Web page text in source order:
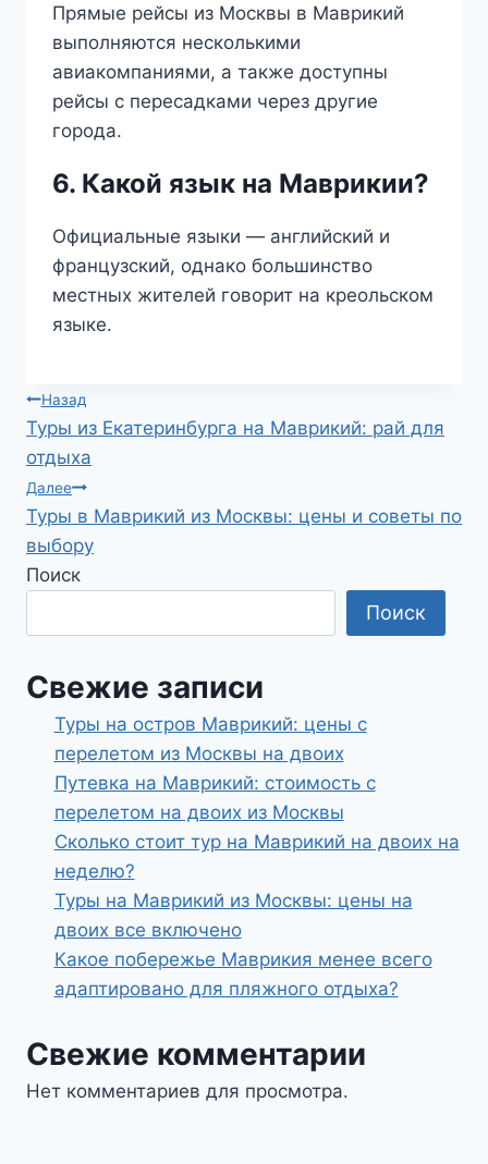
Прямые рейсы из Москвы в Маврикий
выполняются несколькими
авиакомпаниями, а также доступны
рейсы с пересадками через другие
города.
6. Какой язык на Маврикии?
Официальные языки — английский и
французский, однако большинство
местных жителей говорит на креольском
языке.
Навигация
по
записям
Назад
Туры из Екатеринбурга на Маврикий: рай для
отдыха
Далее
Туры в Маврикий из Москвы: цены и советы по
выбору
Поиск
Поиск
Свежие записи
Туры на остров Маврикий: цены с
перелетом из Москвы на двоих
Путевка на Маврикий: стоимость с
перелетом на двоих из Москвы
Сколько стоит тур на Маврикий на двоих на
неделю?
Туры на Маврикий из Москвы: цены на
двоих все включено
Какое побережье Маврикия менее всего
адаптировано для пляжного отдыха?
Свежие комментарии
Нет комментариев для просмотра.